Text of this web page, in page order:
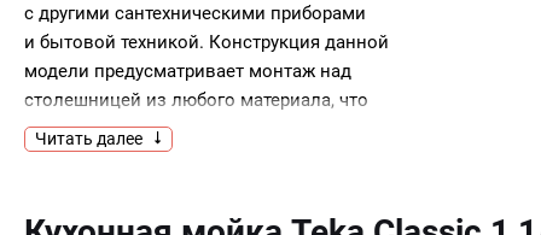
с другими сантехническими приборами
и бытовой техникой. Конструкция данной
модели предусматривает монтаж над
столешницей из любого материала, что
повышает удобство установки. Поверхность
из нержавеющей стали устойчива
температур, что гарантирует долговечность
Читать далее